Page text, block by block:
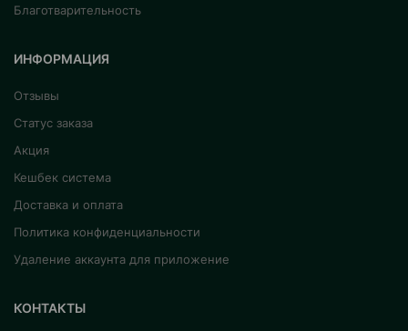
Благотварительность
ИНФОРМАЦИЯ
Отзывы
Статус заказа
Акция
Кешбек система
Доставка и оплата
Политика конфиденциальности
Удаление аккаунта для приложение
КОНТАКТЫ